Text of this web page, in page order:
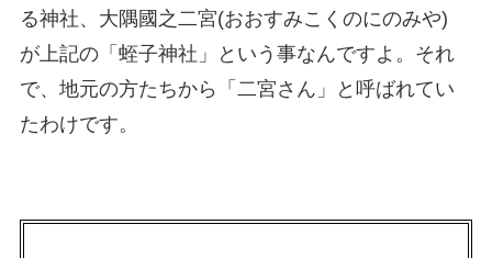
る神社、大隅國之二宮(おおすみこくのにのみや)
が上記の「蛭子神社」という事なんですよ。それ
で、地元の方たちから「二宮さん」と呼ばれてい
たわけです。